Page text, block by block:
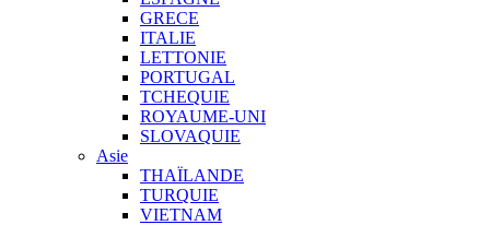
GRECE
ITALIE
LETTONIE
PORTUGAL
TCHEQUIE
ROYAUME-UNI
SLOVAQUIE
Asie
THAÏLANDE
TURQUIE
VIETNAM